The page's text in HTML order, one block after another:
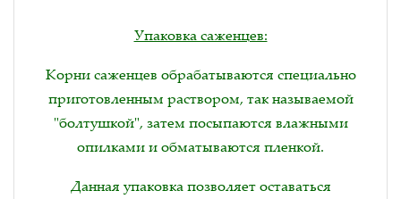
Упаковка саженцев:
Корни саженцев обрабатываются специально
приготовленным раствором, так называемой
"болтушкой", затем посыпаются влажными
опилками и обматываются пленкой.
Данная упаковка позволяет оставаться